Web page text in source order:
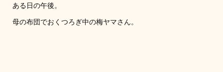
ある日の午後。
母の布団でおくつろぎ中の梅ヤマさん。